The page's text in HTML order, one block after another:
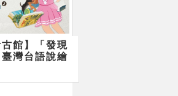
古館】「發現
灣台語說繪